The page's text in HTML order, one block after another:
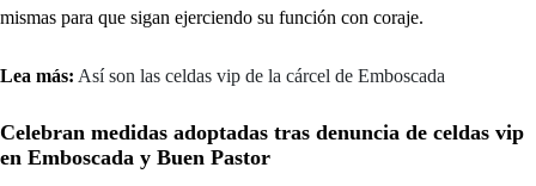
mismas para que sigan ejerciendo su función con coraje.
Lea más: Así son las celdas vip de la cárcel de Emboscada
Celebran medidas adoptadas tras denuncia de celdas vip
en Emboscada y Buen Pastor